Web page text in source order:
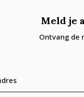
Meld je
Ontvang de